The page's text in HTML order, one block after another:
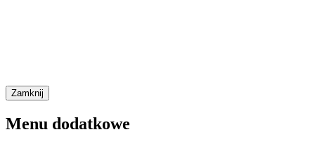
Zamknij
Menu dodatkowe